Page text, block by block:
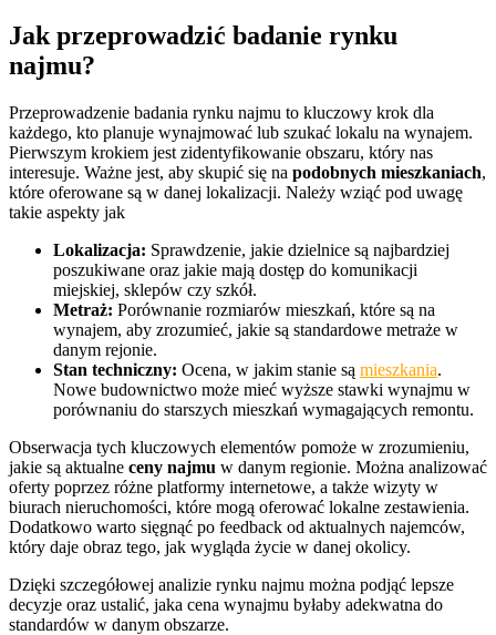
Jak przeprowadzić badanie rynku
najmu?
Przeprowadzenie badania rynku najmu to kluczowy krok dla
każdego, kto planuje wynajmować lub szukać lokalu na wynajem.
Pierwszym krokiem jest zidentyfikowanie obszaru, który nas
interesuje. Ważne jest, aby skupić się na podobnych mieszkaniach,
które oferowane są w danej lokalizacji. Należy wziąć pod uwagę
takie aspekty jak
Lokalizacja: Sprawdzenie, jakie dzielnice są najbardziej
poszukiwane oraz jakie mają dostęp do komunikacji
miejskiej, sklepów czy szkół.
Metraż: Porównanie rozmiarów mieszkań, które są na
wynajem, aby zrozumieć, jakie są standardowe metraże w
danym rejonie.
Stan techniczny: Ocena, w jakim stanie są mieszkania.
Nowe budownictwo może mieć wyższe stawki wynajmu w
porównaniu do starszych mieszkań wymagających remontu.
Obserwacja tych kluczowych elementów pomoże w zrozumieniu,
jakie są aktualne ceny najmu w danym regionie. Można analizować
oferty poprzez różne platformy internetowe, a także wizyty w
biurach nieruchomości, które mogą oferować lokalne zestawienia.
Dodatkowo warto sięgnąć po feedback od aktualnych najemców,
który daje obraz tego, jak wygląda życie w danej okolicy.
Dzięki szczegółowej analizie rynku najmu można podjąć lepsze
decyzje oraz ustalić, jaka cena wynajmu byłaby adekwatna do
standardów w danym obszarze.